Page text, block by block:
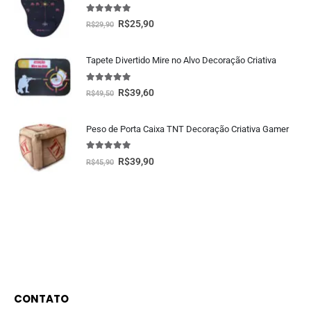
fora de 5
R$29,90 R$25,90
Tapete Divertido Mire no Alvo Decoração Criativa
fora de 5
R$49,50 R$39,60
Peso de Porta Caixa TNT Decoração Criativa Gamer
fora de 5
R$45,90 R$39,90
CONTATO